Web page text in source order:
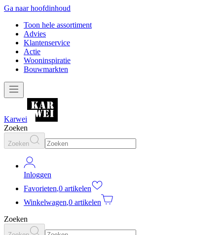
Ga naar hoofdinhoud
Toon hele assortiment
Advies
Klantenservice
Actie
Wooninspiratie
Bouwmarkten
Karwei
Zoeken
Zoeken
Inloggen
Favorieten,0 artikelen
Winkelwagen,0 artikelen
Zoeken